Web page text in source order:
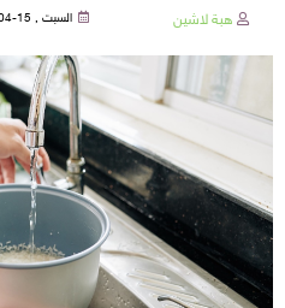
هبة لاشين السبت , 15-04-2023